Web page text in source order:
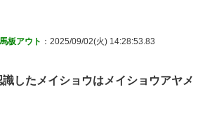
板アウト ：2025/09/02(火) 14:28:53.83
したメイショウはメイショウアヤメ